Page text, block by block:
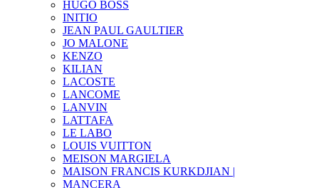
HUGO BOSS
INITIO
JEAN PAUL GAULTIER
JO MALONE
KENZO
KILIAN
LACOSTE
LANCOME
LANVIN
LATTAFA
LE LABO
LOUIS VUITTON
MEISON MARGIELA
MAISON FRANCIS KURKDJIAN |
MANCERA